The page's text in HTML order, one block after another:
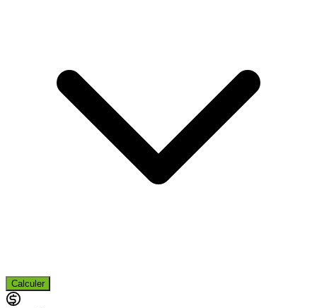
Calculer